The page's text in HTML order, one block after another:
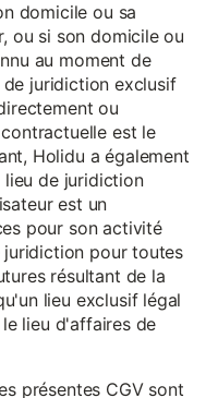
domicile ou sa
ou si son domicile ou
au moment de
juridiction exclusif
ou
est le
Holidu a également
de juridiction
est un
pour son activité
juridiction pour toutes
résultant de la
lieu exclusif légal
lieu d'affaires de
présentes CGV sont